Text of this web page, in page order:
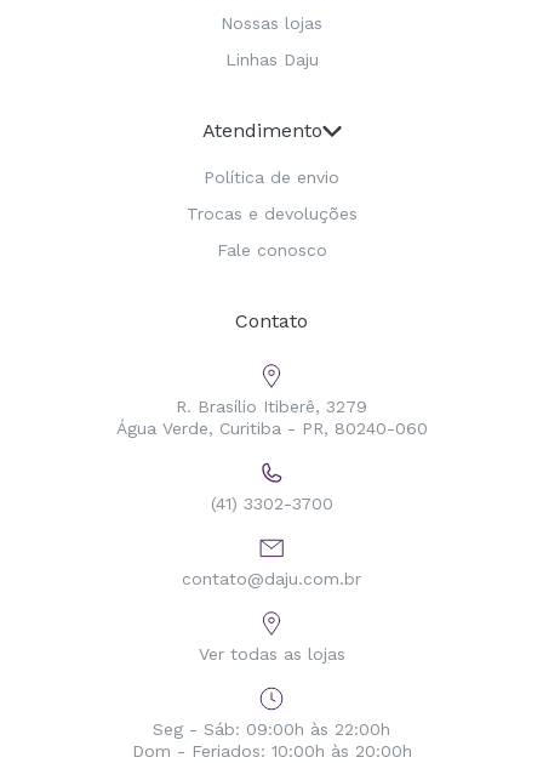
Nossas lojas
Linhas Daju
Atendimento
Política de envio
Trocas e devoluções
Fale conosco
Contato
R. Brasílio Itiberê, 3279
Água Verde, Curitiba - PR, 80240-060
(41) 3302-3700
contato@daju.com.br
Ver todas as lojas
Seg - Sáb: 09:00h às 22:00h
Dom - Feriados: 10:00h às 20:00h